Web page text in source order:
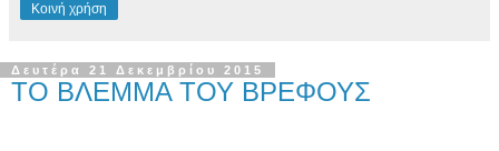
Κοινή χρήση
Δευτέρα 21 Δεκεμβρίου 2015
ΤΟ ΒΛΕΜΜΑ ΤΟΥ ΒΡΕΦΟΥΣ